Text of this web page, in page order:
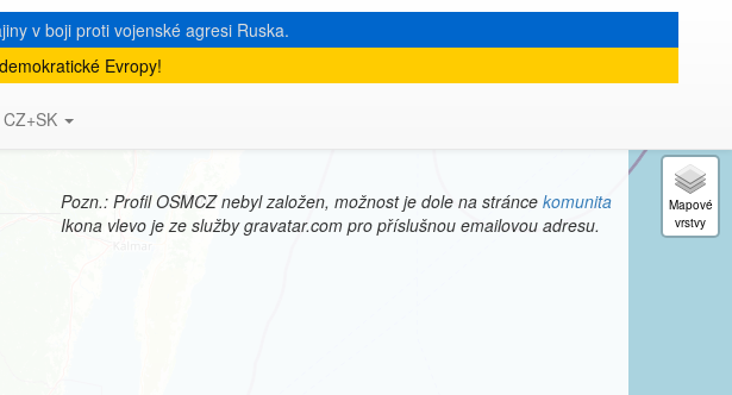
v boji proti vojenské agresi Ruska.
Evropy!
Pozn.: Profil OSMCZ nebyl založen, možnost je dole na stránce komunita
Ikona vlevo je ze služby gravatar.com pro příslušnou emailovou adresu.